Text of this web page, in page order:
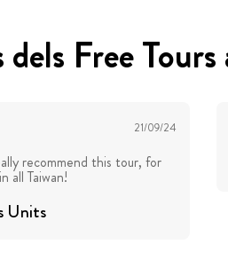
Free Tours
21/09/24
recommend this tour, for
all Taiwan!
Units